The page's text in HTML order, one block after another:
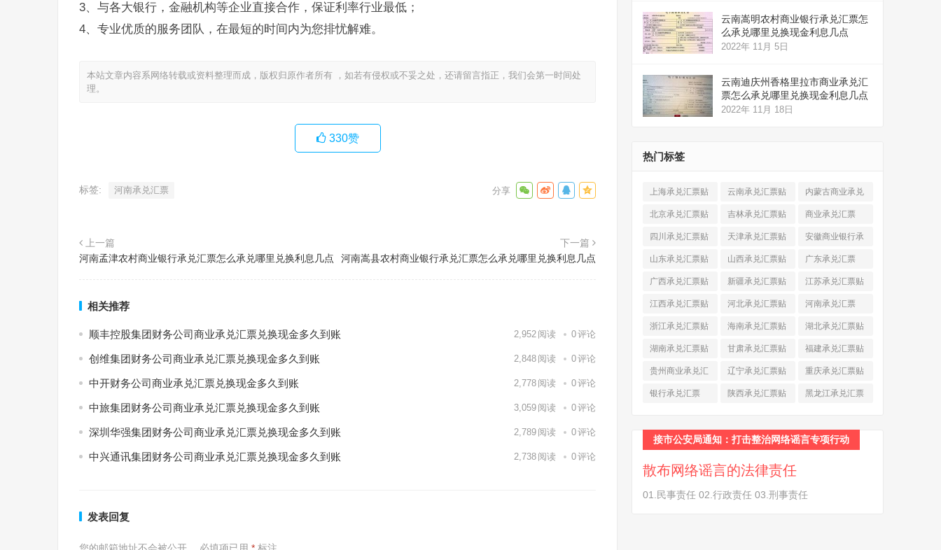
3、与各大银行，金融机构等企业直接合作，保证利率行业最低；
4、专业优质的服务团队，在最短的时间内为您排忧解难。
本站文章内容系网络转载或资料整理而成，版权归原作者所有 ，如若有侵权或不妥之处，还请留言指正，我们会第一时间处
理。
330赞
标签: 河南承兑汇票
上一篇
河南孟津农村商业银行承兑汇票怎么承兑哪里兑换利息几点
下一篇
河南嵩县农村商业银行承兑汇票怎么承兑哪里兑换利息几点
相关推荐
顺丰控股集团财务公司商业承兑汇票兑换现金多久到账 2,952 阅读 0评论
创维集团财务公司商业承兑汇票兑换现金多久到账 2,848 阅读 0评论
中开财务公司商业承兑汇票兑换现金多久到账 2,778 阅读 0评论
中旅集团财务公司商业承兑汇票兑换现金多久到账 3,059 阅读 0评论
深圳华强集团财务公司商业承兑汇票兑换现金多久到账 2,789 阅读 0评论
中兴通讯集团财务公司商业承兑汇票兑换现金多久到账 2,738 阅读 0评论
发表回复
云南嵩明农村商业银行承兑汇票怎
么承兑哪里兑换现金利息几点
2022年 11月 5日
云南迪庆州香格里拉市商业承兑汇
票怎么承兑哪里兑换现金利息几点
2022年 11月 18日
热门标签
上海承兑汇票贴
现(520)
云南承兑汇票贴
现(324)
内蒙古商业承兑
汇票(316)
北京承兑汇票贴
现 (912)
吉林承兑汇票贴
现(123)
商业承兑汇票
(225)
四川承兑汇票贴
现(790)
天津承兑汇票贴
现(242)
安徽商业银行承
兑汇票 (565)
山东承兑汇票贴
现(874)
山西承兑汇票贴
现(463)
广东承兑汇票
(979)
广西承兑汇票贴
现(278)
新疆承兑汇票贴
现(264)
江苏承兑汇票贴
现(774)
江西承兑汇票贴
现(366)
河北承兑汇票贴
现(374)
河南承兑汇票
(518)
浙江承兑汇票贴
现(691)
海南承兑汇票贴
现(145)
湖北承兑汇票贴
现(587)
湖南承兑汇票贴
现(453)
甘肃承兑汇票贴
现(194)
福建承兑汇票贴
现(945)
贵州商业承兑汇
票(284)
辽宁承兑汇票贴
现(344)
重庆承兑汇票贴
现(232)
银行承兑汇票
陕西承兑汇票贴
黑龙江承兑汇票
接市公安局通知：打击整治网络谣言专项行动
散布网络谣言的法律责任
01.民事责任 02.行政责任 03.刑事责任